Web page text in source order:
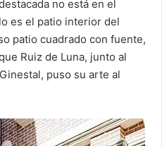
no está en el
es el patio interior del
patio cuadrado con fuente,
Ruiz de Luna, junto al
puso su arte al